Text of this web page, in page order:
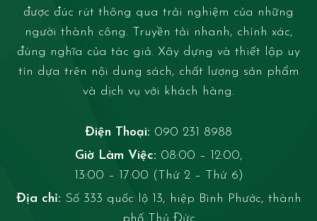
được đúc rút thông qua trải nghiệm của những
người thành công. Truyền tải nhanh, chính xác,
đúng nghĩa của tác giả. Xây dựng và thiết lập uy
tín dựa trên nội dung sách, chất lượng sản phẩm
và dịch vụ với khách hàng.
Điện Thoại: 090 231 8988
Giờ Làm Việc: 08:00 – 12:00,
13:00 – 17:00 (Thứ 2 – Thứ 6)
Địa chỉ: Số 333 quốc lộ 13, hiệp Bình Phước, thành
phố Thủ Đức